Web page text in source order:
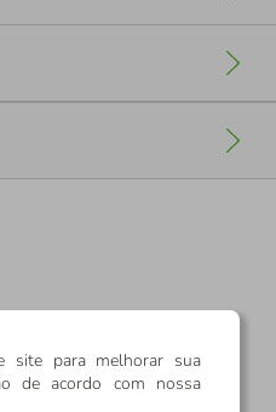
site para melhorar sua
de acordo com nossa